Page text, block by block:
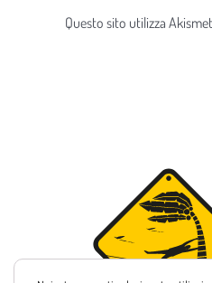
Questo sito utilizza